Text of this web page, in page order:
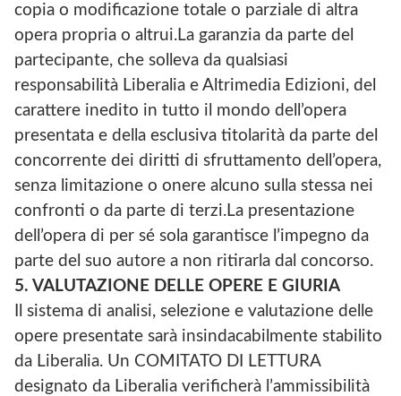
copia o modificazione totale o parziale di altra
opera propria o altrui.La garanzia da parte del
partecipante, che solleva da qualsiasi
responsabilità Liberalia e Altrimedia Edizioni, del
carattere inedito in tutto il mondo dell’opera
presentata e della esclusiva titolarità da parte del
concorrente dei diritti di sfruttamento dell’opera,
senza limitazione o onere alcuno sulla stessa nei
confronti o da parte di terzi.La presentazione
dell’opera di per sé sola garantisce l’impegno da
parte del suo autore a non ritirarla dal concorso.
5. VALUTAZIONE DELLE OPERE E GIURIA
Il sistema di analisi, selezione e valutazione delle
opere presentate sarà insindacabilmente stabilito
da Liberalia. Un COMITATO DI LETTURA
designato da Liberalia verificherà l’ammissibilità